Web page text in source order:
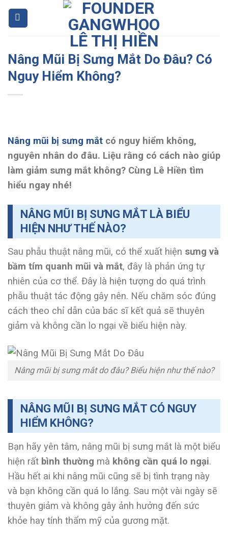
Skip
Nâng Mũi Bị Sưng Mắt Do Đâu? Có
Nguy Hiểm Không?
Nâng mũi bị sưng mắt có nguy hiểm không,
nguyên nhân do đâu. Liệu rằng có cách nào giúp
làm giảm sưng mắt không? Cùng Lê Hiền tìm
hiểu ngay nhé!
NÂNG MŨI BỊ SƯNG MẮT LÀ BIỂU
HIỆN NHƯ THẾ NÀO?
Sau phẫu thuật nâng mũi, có thể xuất hiện sưng và
bầm tím quanh mũi và mắt, đây là phản ứng tự
nhiên của cơ thể. Đây là hiện tượng do quá trình
phẫu thuật tác động gây nên. Nếu chăm sóc đúng
cách theo chỉ dẫn của bác sĩ kết quả sẽ thuyên
giảm và không cần lo ngại về biểu hiện này.
Nâng mũi bị sưng mắt do đâu? Biểu hiện như thế nào?
NÂNG MŨI BỊ SƯNG MẮT CÓ NGUY
HIỂM KHÔNG?
Bạn hãy yên tâm, nâng mũi bị sưng mắt là một biểu
hiện rất bình thường mà không cần quá lo ngại.
Hầu hết ai khi nâng mũi cũng sẽ bị tình trạng này
và bạn không cần quá lo lắng. Sau một vài ngày sẽ
thuyên giảm và không gây ảnh hưởng đến sức
khỏe hay tính thẩm mỹ của gương mặt.